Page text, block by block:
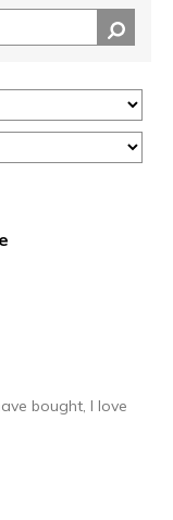
bought, I love